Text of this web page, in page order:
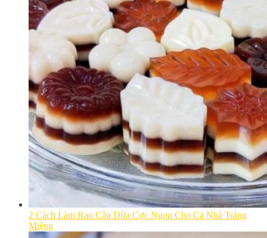
2 Cách Làm Rau Câu Dừa Cực Ngon Cho Cả Nhà Tráng
Miệng